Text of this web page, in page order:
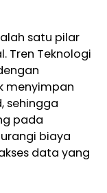
satu pilar
Tren Teknologi
menyimpan
sehingga
pada
biaya
data yang